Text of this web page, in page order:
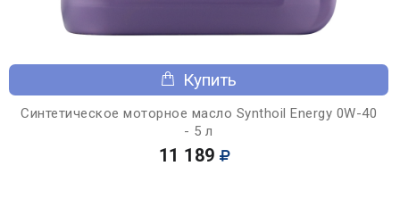
Купить
Синтетическое моторное масло Synthoil Energy 0W-40
- 5 л
11 189